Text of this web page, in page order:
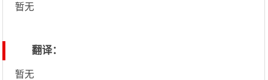
暂无
翻译：
暂无